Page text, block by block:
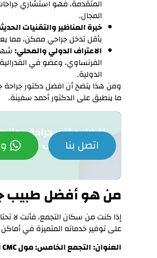
المتقدمة، فهو استشاري
المجال.
خبرة المناظير والتقنيات
بأقل تدخل جراحي ممكن، مما
الاعتراف الدولي والمحلي:
الدولية.
ومن هذا يتضح أن افضل دكتور جراحة
ما ينطبق على الدكتور أحمد سفينة.
اتصل بنا
من هو أفضل طبيب
إذا كنت من سكان التجمع، فأنت لا
على توفير خدماته المتميزة في
العنوان:التجمع الخامس: مول CMC الطبي، عيادة 109.